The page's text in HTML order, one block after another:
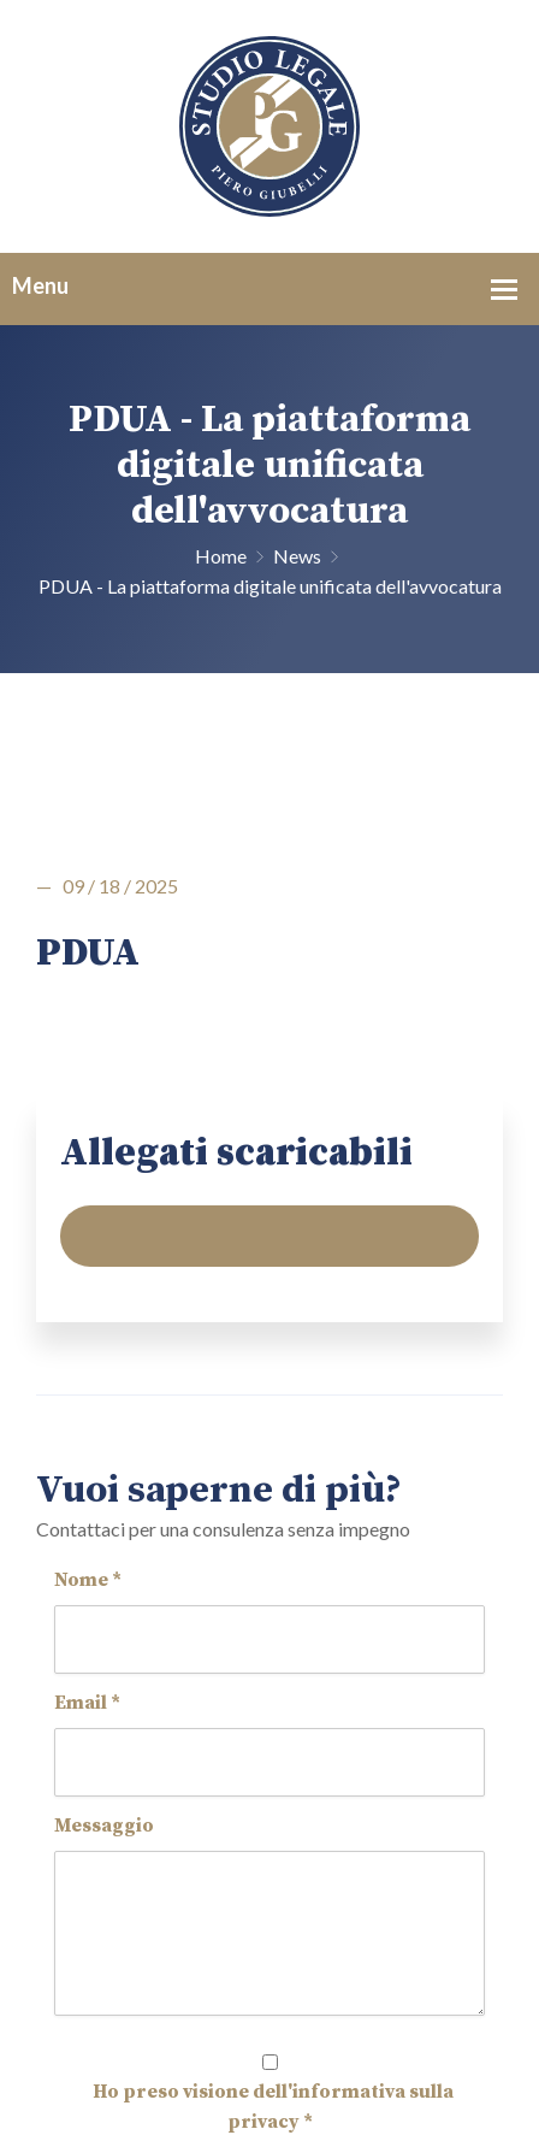
PDUA - La piattaforma
digitale unificata
dell'avvocatura
Home
News
PDUA - La piattaforma digitale unificata dell'avvocatura
— 09 / 18 / 2025
PDUA
Allegati scaricabili
Vuoi saperne di più?
Contattaci per una consulenza senza impegno
Nome *
Email *
Messaggio
Ho preso visione dell'informativa sulla
privacy *